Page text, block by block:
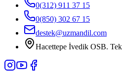
0(312) 911 37 15
0(850) 302 67 15
destek@uzmandil.com
Hacettepe İvedik OSB.